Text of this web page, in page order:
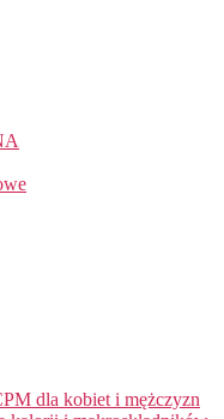
dla kobiet i mężczyzn